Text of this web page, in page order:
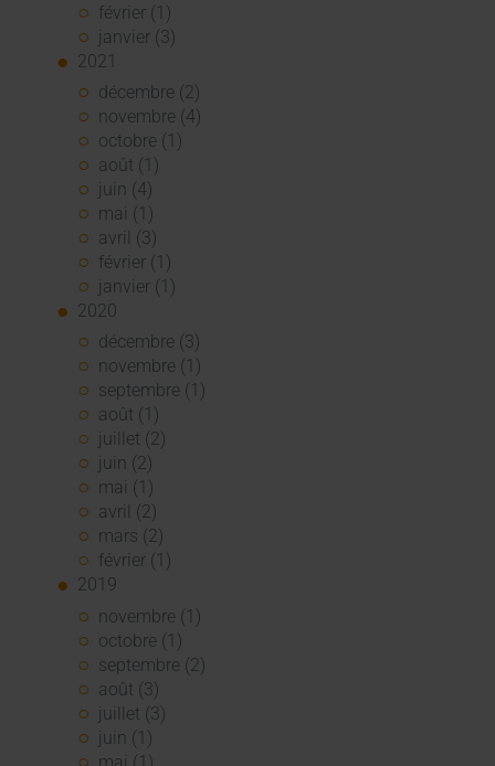
février (1)
janvier (3)
2021
décembre (2)
novembre (4)
octobre (1)
août (1)
juin (4)
mai (1)
avril (3)
février (1)
janvier (1)
2020
décembre (3)
novembre (1)
septembre (1)
août (1)
juillet (2)
juin (2)
mai (1)
avril (2)
mars (2)
février (1)
2019
novembre (1)
octobre (1)
septembre (2)
août (3)
juillet (3)
juin (1)
mai (1)